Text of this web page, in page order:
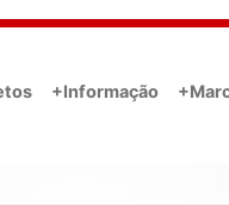
+Informação